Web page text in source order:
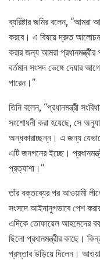
ব্যরিষ্টার জমির বলেন, “আমরা
করবে। এ বিষয়ে দ্রুত
করার জন্য আমরা
বর্তমান সংসদ ভেঙ্গে দেয়ার
পারেন।”
তিনি বলেন, “প্রধানমন্ত্রী
সংশোধনী করা হয়েছে, সে
অন্ধকারাচ্ছন্ন। এ জন্য
এটি জনগনের ইচ্ছে।
প্রত্যাশা।”
তাঁর বক্তব্যের পর আওয়ামী
সংসদে আইনানুগভাবে পেশ
এদিকে তোফায়েল আহমেদের
ছিলো প্রধানমন্ত্রীর কাছে।
প্রস্তাব উড়িয়ে দিলেন।